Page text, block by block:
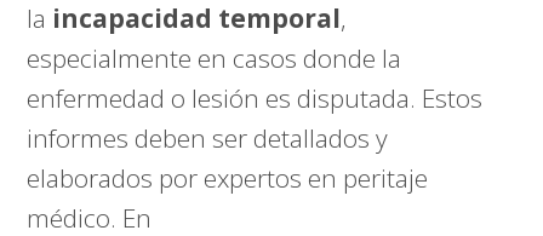
la incapacidad temporal,
especialmente en casos donde la
enfermedad o lesión es disputada. Estos
informes deben ser detallados y
elaborados por expertos en peritaje
médico. En